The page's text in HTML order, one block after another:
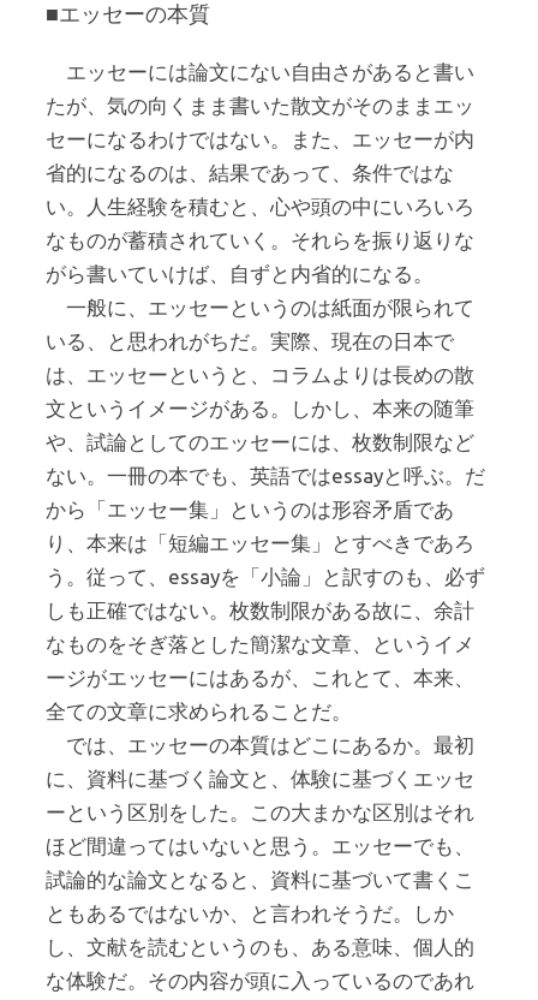
■エッセーの本質
エッセーには論文にない自由さがあると書い
たが、気の向くまま書いた散文がそのままエッ
セーになるわけではない。また、エッセーが内
省的になるのは、結果であって、条件ではな
い。人生経験を積むと、心や頭の中にいろいろ
なものが蓄積されていく。それらを振り返りな
がら書いていけば、自ずと内省的になる。
一般に、エッセーというのは紙面が限られて
いる、と思われがちだ。実際、現在の日本で
は、エッセーというと、コラムよりは長めの散
文というイメージがある。しかし、本来の随筆
や、試論としてのエッセーには、枚数制限など
ない。一冊の本でも、英語ではessayと呼ぶ。だ
から「エッセー集」というのは形容矛盾であ
り、本来は「短編エッセー集」とすべきであろ
う。従って、essayを「小論」と訳すのも、必ず
しも正確ではない。枚数制限がある故に、余計
なものをそぎ落とした簡潔な文章、というイメ
ージがエッセーにはあるが、これとて、本来、
全ての文章に求められることだ。
では、エッセーの本質はどこにあるか。最初
に、資料に基づく論文と、体験に基づくエッセ
ーという区別をした。この大まかな区別はそれ
ほど間違ってはいないと思う。エッセーでも、
試論的な論文となると、資料に基づいて書くこ
ともあるではないか、と言われそうだ。しか
し、文献を読むというのも、ある意味、個人的
な体験だ。その内容が頭に入っているのであれ